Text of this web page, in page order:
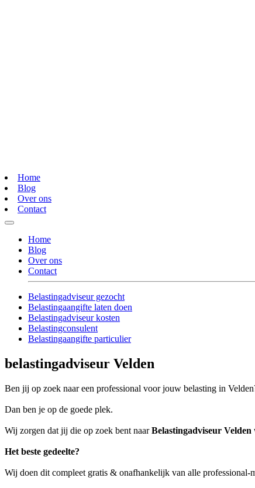
Home
Blog
Over ons
Contact
Home
Blog
Over ons
Contact
Belastingadviseur gezocht
Belastingaangifte laten doen
Belastingadviseur kosten
Belastingconsulent
Belastingaangifte particulier
belastingadviseur Velden
Ben jij op zoek naar een professional voor jouw belasting in
Dan ben je op de goede plek.
Wij zorgen dat jij die op zoek bent naarBelastingadviseur Velden
Het beste gedeelte?
Wij doen dit compleet gratis & onafhankelijk van alle professional-